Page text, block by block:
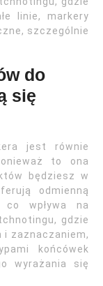
linie, markery
szczególnie
do
się
jest równie
to ona
będziesz w
odmienną
wpływa na
gdzie
i zaznaczaniem,
końcówek
wyrażania się